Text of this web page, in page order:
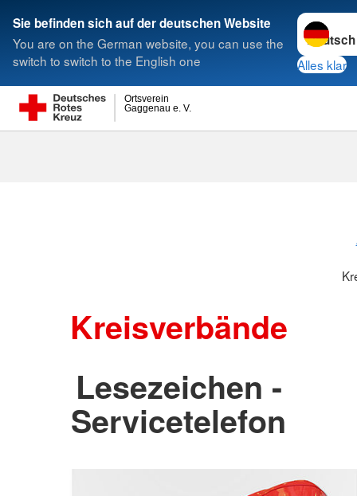
Sie befinden sich auf der deutschen Website
You are on the German website, you can use the
switch to switch to the English one
Sprache
Alles klar
Gaggenau e. V.
Ortsverein
Suche
Kreisverbände
Lesezeichen -
Servicetelefon